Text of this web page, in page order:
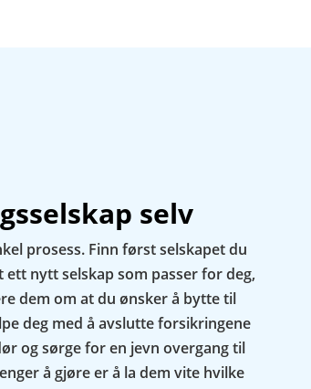
selv
prosess. Finn først selskapet du
nytt selskap som passer for deg,
dem om at du ønsker å bytte til
deg med å avslutte forsikringene
og sørge for en jevn overgang til
å gjøre er å la dem vite hvilke